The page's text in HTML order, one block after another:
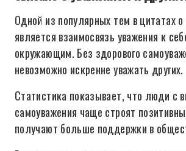
Одной из популярных тем в цитатах о
является взаимосвязь уважения к
окружающим. Без здорового
невозможно искренне уважать других.
Статистика показывает, что люди с
самоуважения чаще строят
получают больше поддержки в